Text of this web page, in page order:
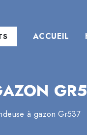
ACCUEIL
à gazon Gr537